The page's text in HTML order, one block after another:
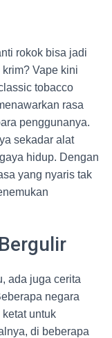
rokok bisa jadi
Vape kini
tobacco
rasa
penggunanya.
sekadar alat
hidup. Dengan
yang nyaris tak
ada juga cerita
negara
untuk
di beberapa